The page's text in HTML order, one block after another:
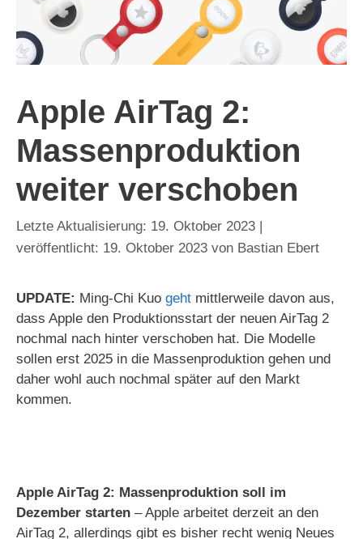
Apple AirTag 2:
Massenproduktion
weiter verschoben
19. Oktober 2023
19. Oktober 2023 von Bastian Ebert
UPDATE: Ming-Chi Kuo geht mittlerweile davon aus,
dass Apple den Produktionsstart der neuen AirTag 2
nochmal nach hinter verschoben hat. Die Modelle
sollen erst 2025 in die Massenproduktion gehen und
daher wohl auch nochmal später auf den Markt
kommen.
Apple AirTag 2: Massenproduktion soll im
Dezember starten – Apple arbeitet derzeit an den
AirTag 2, allerdings gibt es bisher recht wenig Neues